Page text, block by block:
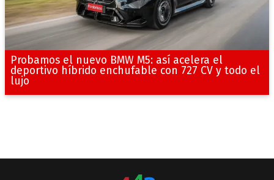
Probamos el nuevo BMW M5: así acelera el
deportivo híbrido enchufable con 727 CV y todo el
lujo